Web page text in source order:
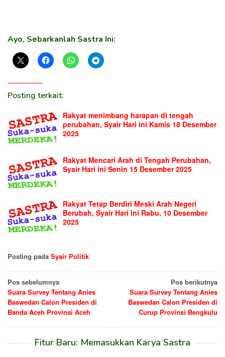
Ayo, Sebarkanlah Sastra Ini:
Posting terkait:
Rakyat menimbang harapan di tengah
perubahan, Syair Hari ini Kamis 18 Desember
2025
Rakyat Mencari Arah di Tengah Perubahan,
Syair Hari ini Senin 15 Desember 2025
Rakyat Tetap Berdiri Meski Arah Negeri
Berubah, Syair Hari ini Rabu, 10 Desember
2025
Posting pada Syair Politik
Navigasi
pos
Pos sebelumnya
Suara Survey Tentang Anies
Baswedan Calon Presiden di
Banda Aceh Provinsi Aceh
Pos berikutnya
Suara Survey Tentang Anies
Baswedan Calon Presiden di
Curup Provinsi Bengkulu
Fitur Baru: Memasukkan Karya Sastra